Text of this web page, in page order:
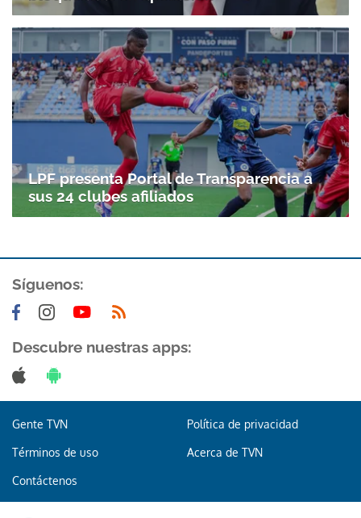
LPF presenta Portal de Transparencia a
sus 24 clubes afiliados
Síguenos:
Descubre nuestras apps:
Gente TVN Política de privacidad
Términos de uso Acerca de TVN
Contáctenos